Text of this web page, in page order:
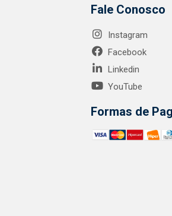
Fale Conosco
Instagram
Facebook
Linkedin
YouTube
Formas de